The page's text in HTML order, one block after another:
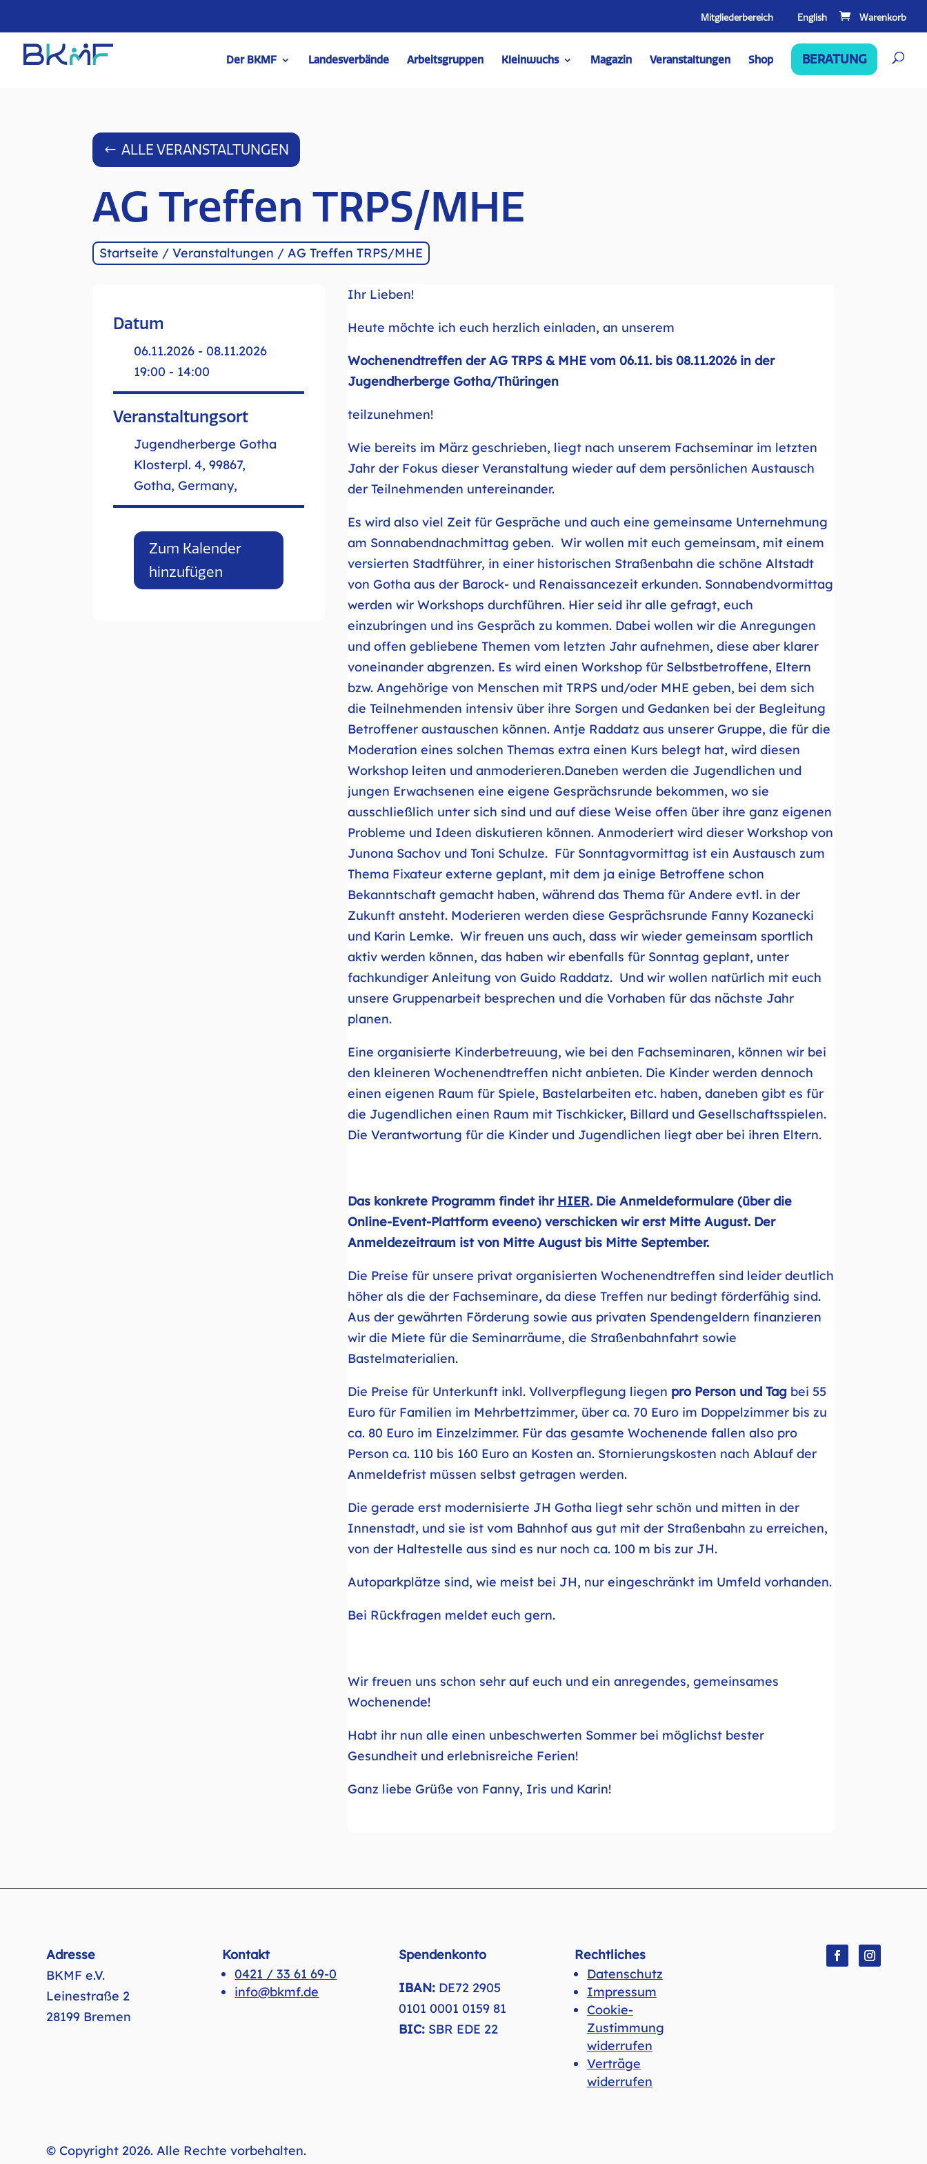
Mitgliederbereich English
Der BKMF Landesverbände Arbeitsgruppen Kleinwuchs Magazin Veranstaltungen Shop BERATUNG
ALLE VERANSTALTUNGEN
AG Treffen TRPS/MHE
Startseite /Veranstaltungen /AG Treffen TRPS/MHE
Datum
06.11.2026 - 08.11.2026
19:00 - 14:00
Veranstaltungsort
Jugendherberge Gotha
Klosterpl. 4, 99867,
Gotha, Germany,
Zum Kalender
hinzufügen
Ihr Lieben!
Heute möchte ich euch herzlich einladen, an unserem
Wochenendtreffen der AG TRPS & MHE vom 06.11. bis 08.11.2026 in der
Jugendherberge Gotha/Thüringen
teilzunehmen!
Wie bereits im März geschrieben, liegt nach unserem Fachseminar im letzten
Jahr der Fokus dieser Veranstaltung wieder auf dem persönlichen Austausch
der Teilnehmenden untereinander.
Es wird also viel Zeit für Gespräche und auch eine gemeinsame Unternehmung
am Sonnabendnachmittag geben. Wir wollen mit euch gemeinsam, mit einem
versierten Stadtführer, in einer historischen Straßenbahn die schöne Altstadt
von Gotha aus der Barock- und Renaissancezeit erkunden. Sonnabendvormittag
werden wir Workshops durchführen. Hier seid ihr alle gefragt, euch
einzubringen und ins Gespräch zu kommen. Dabei wollen wir die Anregungen
und offen gebliebene Themen vom letzten Jahr aufnehmen, diese aber klarer
voneinander abgrenzen. Es wird einen Workshop für Selbstbetroffene, Eltern
bzw. Angehörige von Menschen mit TRPS und/oder MHE geben, bei dem sich
die Teilnehmenden intensiv über ihre Sorgen und Gedanken bei der Begleitung
Betroffener austauschen können. Antje Raddatz aus unserer Gruppe, die für die
Moderation eines solchen Themas extra einen Kurs belegt hat, wird diesen
Workshop leiten und anmoderieren.Daneben werden die Jugendlichen und
jungen Erwachsenen eine eigene Gesprächsrunde bekommen, wo sie
ausschließlich unter sich sind und auf diese Weise offen über ihre ganz eigenen
Probleme und Ideen diskutieren können. Anmoderiert wird dieser Workshop von
Junona Sachov und Toni Schulze. Für Sonntagvormittag ist ein Austausch zum
Thema Fixateur externe geplant, mit dem ja einige Betroffene schon
Bekanntschaft gemacht haben, während das Thema für Andere evtl. in der
Zukunft ansteht. Moderieren werden diese Gesprächsrunde Fanny Kozanecki
und Karin Lemke. Wir freuen uns auch, dass wir wieder gemeinsam sportlich
aktiv werden können, das haben wir ebenfalls für Sonntag geplant, unter
fachkundiger Anleitung von Guido Raddatz. Und wir wollen natürlich mit euch
unsere Gruppenarbeit besprechen und die Vorhaben für das nächste Jahr
planen.
Eine organisierte Kinderbetreuung, wie bei den Fachseminaren, können wir bei
den kleineren Wochenendtreffen nicht anbieten. Die Kinder werden dennoch
einen eigenen Raum für Spiele, Bastelarbeiten etc. haben, daneben gibt es für
die Jugendlichen einen Raum mit Tischkicker, Billard und Gesellschaftsspielen.
Die Verantwortung für die Kinder und Jugendlichen liegt aber bei ihren Eltern.
Das konkrete Programm findet ihr HIER. Die Anmeldeformulare (über die
Online-Event-Plattform eveeno) verschicken wir erst Mitte August. Der
Anmeldezeitraum ist von Mitte August bis Mitte September.
Die Preise für unsere privat organisierten Wochenendtreffen sind leider deutlich
höher als die der Fachseminare, da diese Treffen nur bedingt förderfähig sind.
Aus der gewährten Förderung sowie aus privaten Spendengeldern finanzieren
wir die Miete für die Seminarräume, die Straßenbahnfahrt sowie
Bastelmaterialien.
Die Preise für Unterkunft inkl. Vollverpflegung liegen pro Person und Tagbei 55
Euro für Familien im Mehrbettzimmer, über ca. 70 Euro im Doppelzimmer bis zu
ca. 80 Euro im Einzelzimmer. Für das gesamte Wochenende fallen also pro
Person ca. 110 bis 160 Euro an Kosten an. Stornierungskosten nach Ablauf der
Anmeldefrist müssen selbst getragen werden.
Die gerade erst modernisierte JH Gotha liegt sehr schön und mitten in der
Innenstadt, und sie ist vom Bahnhof aus gut mit der Straßenbahn zu erreichen,
von der Haltestelle aus sind es nur noch ca. 100 m bis zur JH.
Autoparkplätze sind, wie meist bei JH, nur eingeschränkt im Umfeld vorhanden.
Bei Rückfragen meldet euch gern.
Wir freuen uns schon sehr auf euch und ein anregendes, gemeinsames
Wochenende!
Habt ihr nun alle einen unbeschwerten Sommer bei möglichst bester
Gesundheit und erlebnisreiche Ferien!
Ganz liebe Grüße von Fanny, Iris und Karin!
Adresse
BKMF e.V.
Leinestraße 2
28199 Bremen
Kontakt
0421 / 33 61 69-0
info@bkmf.de
Spendenkonto
IBAN: DE72 2905
0101 0001 0159 81
BIC: SBR EDE 22
Rechtliches
Datenschutz
Impressum
Cookie-
Zustimmung
widerrufen
Verträge
widerrufen
© Copyright 2026. Alle Rechte vorbehalten.